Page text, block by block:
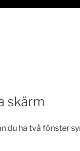
skärm
du ha två fönster